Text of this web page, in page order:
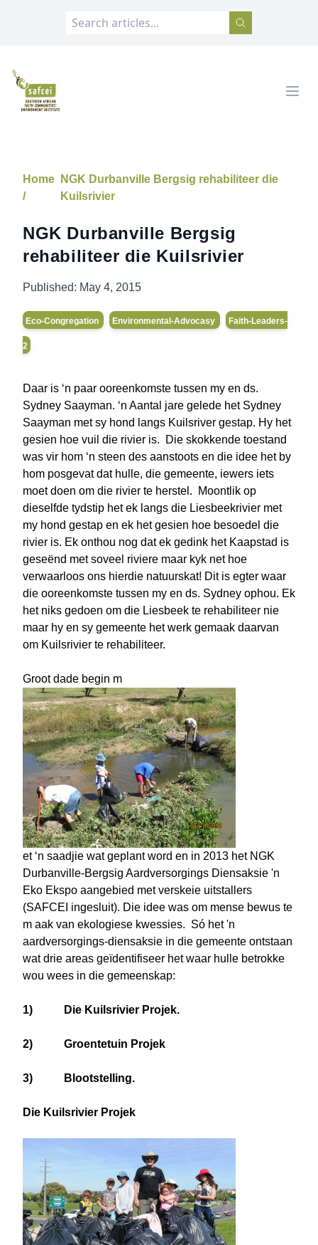
SAFCEI
Home
/
NGK Durbanville Bergsig rehabiliteer die
Kuilsrivier
NGK Durbanville Bergsig
rehabiliteer die Kuilsrivier
Published: May 4, 2015
Eco-Congregation Environmental-Advocasy Faith-Leaders-
2
Daar is ‘n paar ooreenkomste tussen my en ds.
Sydney Saayman. ‘n Aantal jare gelede het Sydney
Saayman met sy hond langs Kuilsriver gestap. Hy het
gesien hoe vuil die rivier is. Die skokkende toestand
was vir hom ‘n steen des aanstoots en die idee het by
hom posgevat dat hulle, die gemeente, iewers iets
moet doen om die rivier te herstel. Moontlik op
dieselfde tydstip het ek langs die Liesbeekrivier met
my hond gestap en ek het gesien hoe besoedel die
rivier is. Ek onthou nog dat ek gedink het Kaapstad is
geseënd met soveel riviere maar kyk net hoe
verwaarloos ons hierdie natuurskat! Dit is egter waar
die ooreenkomste tussen my en ds. Sydney ophou. Ek
het niks gedoen om die Liesbeek te rehabiliteer nie
maar hy en sy gemeente het werk gemaak daarvan
om Kuilsrivier te rehabiliteer.
Groot dade begin m
et ‘n saadjie wat geplant word en in 2013 het NGK
Durbanville-Bergsig Aardversorgings Diensaksie 'n
Eko Ekspo aangebied met verskeie uitstallers
(SAFCEI ingesluit). Die idee was om mense bewus te
m aak van ekologiese kwessies. Só het 'n
aardversorgings-diensaksie in die gemeente ontstaan
wat drie areas geïdentifiseer het waar hulle betrokke
wou wees in die gemeenskap:
1) Die Kuilsrivier Projek.
2) Groentetuin Projek
3) Blootstelling.
Die Kuilsrivier Projek